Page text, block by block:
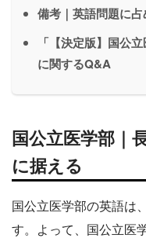
備考｜英語問題に
「【決定版】国公
に関するQ&A
国公立医学部｜
に据える
国公立医学部の英語は
す。よって、国公立医